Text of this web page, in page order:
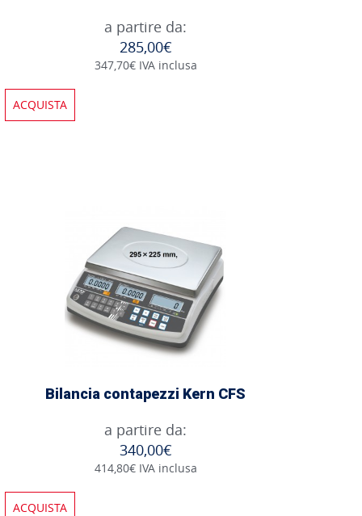
a partire da:
285,00€
347,70€ IVA inclusa
ACQUISTA
Bilancia contapezzi Kern CFS
a partire da:
340,00€
414,80€ IVA inclusa
ACQUISTA